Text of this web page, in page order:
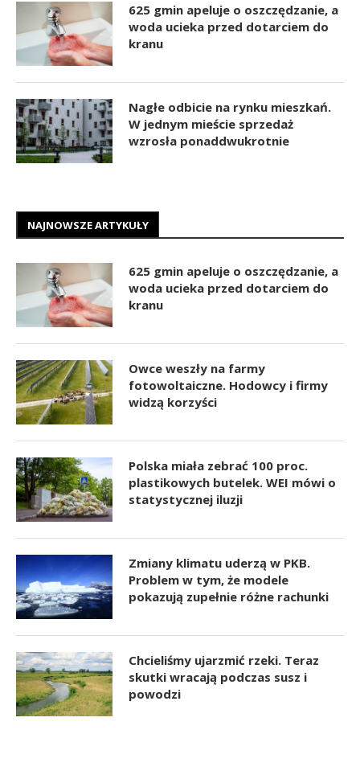
625 gmin apeluje o oszczędzanie, a
woda ucieka przed dotarciem do
kranu
Nagłe odbicie na rynku mieszkań.
W jednym mieście sprzedaż
wzrosła ponaddwukrotnie
NAJNOWSZE ARTYKUŁY
625 gmin apeluje o oszczędzanie, a
woda ucieka przed dotarciem do
kranu
Owce weszły na farmy
fotowoltaiczne. Hodowcy i firmy
widzą korzyści
Polska miała zebrać 100 proc.
plastikowych butelek. WEI mówi o
statystycznej iluzji
Zmiany klimatu uderzą w PKB.
Problem w tym, że modele
pokazują zupełnie różne rachunki
Chcieliśmy ujarzmić rzeki. Teraz
skutki wracają podczas susz i
powodzi